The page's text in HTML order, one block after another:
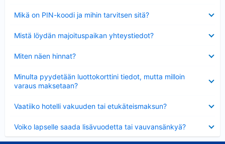
Mikä on PIN-koodi ja mihin tarvitsen sitä?
Mistä löydän majoituspaikan yhteystiedot?
Miten näen hinnat?
Minulta pyydetään luottokorttini tiedot, mutta milloin
varaus maksetaan?
Vaatiiko hotelli vakuuden tai etukäteismaksun?
Voiko lapselle saada lisävuodetta tai vauvansänkyä?